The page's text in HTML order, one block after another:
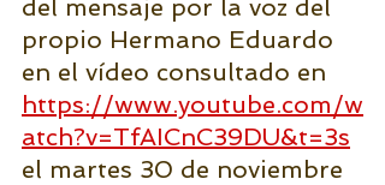
del mensaje por la voz del
propio Hermano Eduardo
en el vídeo consultado en
https://www.youtube.com/w
atch?v=TfAICnC39DU&t=3s
el martes 30 de noviembre